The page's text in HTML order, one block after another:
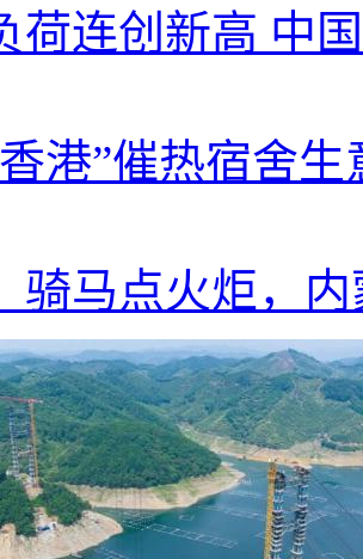
荷连创新高 中
港”催热宿舍
骑马点火炬，